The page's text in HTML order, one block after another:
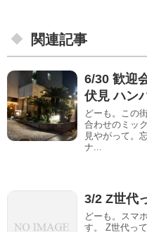
関連記事
6/30 歓迎
伏見 ハン
どーも。この
合わせのミッ
見やがって。
ナ...
3/2 Z世代
どーも。スマ
す。 Z世代っ